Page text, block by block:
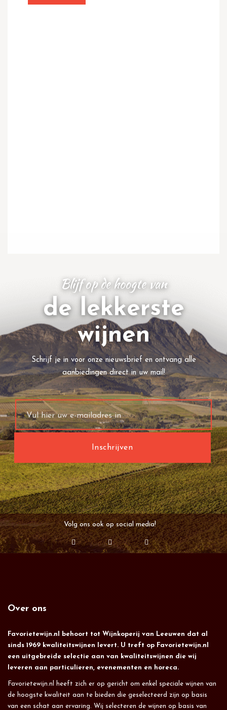
Blijf op de hoogte van
de lekkerste
wijnen
Schrijf je in voor onze nieuwsbrief en ontvang alle
aanbiedingen direct in uw mail!
Volg ons ook op social media!
Over ons
Favorietewijn.nl behoort tot Wijnkoperij van Leeuwen dat al
sinds 1969 kwaliteitswijnen levert. U treft op Favorietewijn.nl
een uitgebreide selectie aan van kwaliteitswijnen die wij
leveren aan particulieren, evenementen en horeca.
Favorietewijn.nl heeft zich er op gericht om enkel speciale wijnen van
de hoogste kwaliteit aan te bieden die geselecteerd zijn op basis
van een schat aan ervaring. Wij selecteren de wijnen op basis van